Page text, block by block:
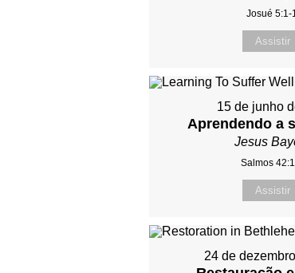
Josué 5:1-
Assistir
15 de junho
Aprendendo a
Jesus
Salmos
Assistir
24 de